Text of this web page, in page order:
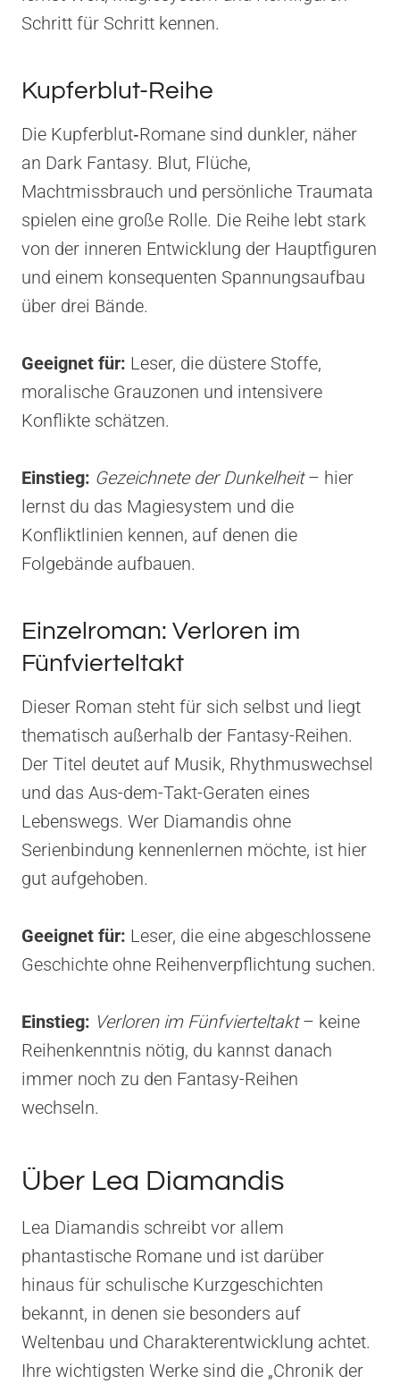
Schritt für Schritt kennen.
Kupferblut-Reihe
Die Kupferblut‑Romane sind dunkler, näher
an Dark Fantasy. Blut, Flüche,
Machtmissbrauch und persönliche Traumata
spielen eine große Rolle. Die Reihe lebt stark
von der inneren Entwicklung der Hauptfiguren
und einem konsequenten Spannungsaufbau
über drei Bände.
Geeignet für: Leser, die düstere Stoffe,
moralische Grauzonen und intensivere
Konflikte schätzen.
Einstieg: Gezeichnete der Dunkelheit– hier
lernst du das Magiesystem und die
Konfliktlinien kennen, auf denen die
Folgebände aufbauen.
Einzelroman: Verloren im
Fünfvierteltakt
Dieser Roman steht für sich selbst und liegt
thematisch außerhalb der Fantasy-Reihen.
Der Titel deutet auf Musik, Rhythmuswechsel
und das Aus-dem-Takt-Geraten eines
Lebenswegs. Wer Diamandis ohne
Serienbindung kennenlernen möchte, ist hier
gut aufgehoben.
Geeignet für: Leser, die eine abgeschlossene
Geschichte ohne Reihenverpflichtung suchen.
Einstieg: Verloren im Fünfvierteltakt– keine
Reihenkenntnis nötig, du kannst danach
immer noch zu den Fantasy-Reihen
wechseln.
Über Lea Diamandis
Lea Diamandis schreibt vor allem
phantastische Romane und ist darüber
hinaus für schulische Kurzgeschichten
bekannt, in denen sie besonders auf
Weltenbau und Charakterentwicklung achtet.
Ihre wichtigsten Werke sind die „Chronik der